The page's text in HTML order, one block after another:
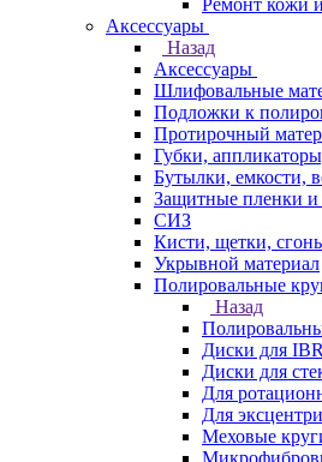
Ремонт кожи
Аксессуары
Назад
Аксессуары
Шлифовальные
Подложки к
Протирочный
Губки,
Бутылки, емкости,
Защитные пленки и
СИЗ
Кисти, щетки,
Укрывной материал
Полировальные
Назад
Диски для
Диски для
Для
Для
Меховые